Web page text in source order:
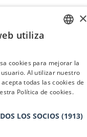
×
utiliza
cookies para mejorar la
Al utilizar nuestro
todas las cookies de
Política de cookies.
LOS SOCIOS (1913)